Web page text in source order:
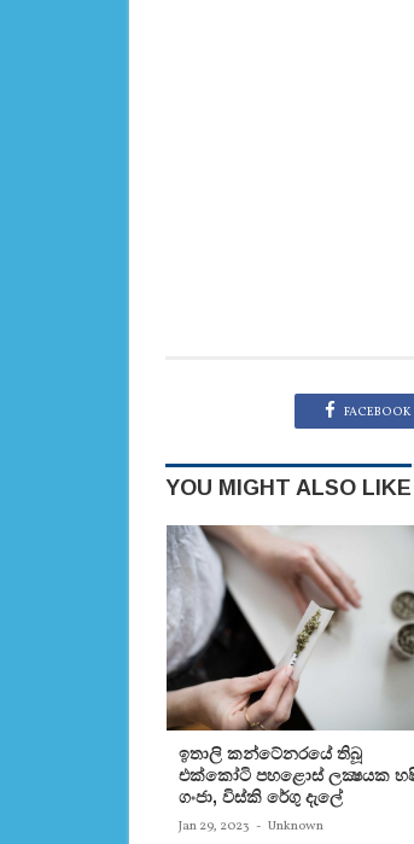
FACEBOOK
YOU MIGHT ALSO LIKE
ඉතාලි කන්ටේනරයේ තිබූ
එක්‌කෝටි පහළොස්‌ ලක්‍ෂයක
ගංජා, විස්‌කි රේගු දැලේ
Jan 29, 2023 - Unknown